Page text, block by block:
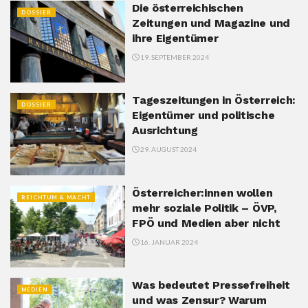
DOSSIER
Die österreichischen
Zeitungen und Magazine und
ihre Eigentümer
19. SEPTEMBER 2024
DOSSIER
Tageszeitungen in Österreich:
Eigentümer und politische
Ausrichtung
29. AUGUST 2024
REICHTUM & MACHT
Österreicher:innen wollen
mehr soziale Politik – ÖVP,
FPÖ und Medien aber nicht
16. JANUAR 2024
MEDIEN
Was bedeutet Pressefreiheit
und was Zensur? Warum